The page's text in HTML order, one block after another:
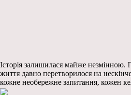
Історія залишилася майже
життя давно перетворилося на
кожне необережне запитання, кожен